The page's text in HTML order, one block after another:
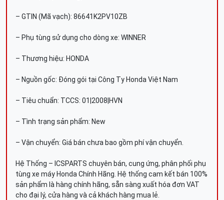
– GTIN (Mã vạch): 86641K2PV10ZB
– Phụ tùng sử dụng cho dòng xe: WINNER
– Thương hiệu: HONDA
– Nguồn gốc: Đóng gói tại Công Ty Honda Việt Nam
– Tiêu chuẩn: TCCS: 01|2008|HVN
– Tình trạng sản phẩm: New
– Vận chuyển: Giá bán chưa bao gồm phí vận chuyển.
Hệ Thống – ICSPARTS chuyên bán, cung ứng, phân phối phụ
tùng xe máy Honda Chính Hãng. Hệ thống cam kết bán 100%
sản phẩm là hàng chính hãng, sẵn sàng xuất hóa đơn VAT
cho đại lý, cửa hàng và cả khách hàng mua lẻ.